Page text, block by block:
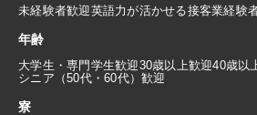
未経験者歓迎英語力が活かせる接客業経験
年齢
大学生・専門学生歓迎30歳以上歓迎40歳以
シニア（50代・60代）歓迎
寮